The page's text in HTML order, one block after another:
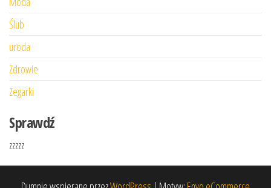
Ślub
uroda
Zdrowie
Zegarki
Sprawdź
zzzzz